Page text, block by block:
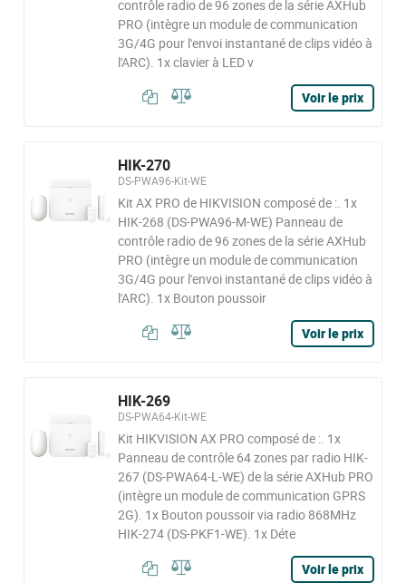
contrôle radio de 96 zones de la série AXHub
PRO (intègre un module de communication
3G/4G pour l'envoi instantané de clips vidéo à
l'ARC). 1x clavier à LED v
Voir le prix
HIK-270
DS-PWA96-Kit-WE
Kit AX PRO de HIKVISION composé de :. 1x
HIK-268 (DS-PWA96-M-WE) Panneau de
contrôle radio de 96 zones de la série AXHub
PRO (intègre un module de communication
3G/4G pour l'envoi instantané de clips vidéo à
l'ARC). 1x Bouton poussoir
Voir le prix
HIK-269
DS-PWA64-Kit-WE
Kit HIKVISION AX PRO composé de :. 1x
Panneau de contrôle 64 zones par radio HIK-
267 (DS-PWA64-L-WE) de la série AXHub PRO
(intègre un module de communication GPRS
2G). 1x Bouton poussoir via radio 868MHz
HIK-274 (DS-PKF1-WE). 1x Déte
Voir le prix